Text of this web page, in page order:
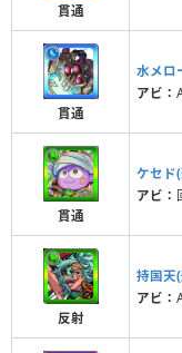
貫通
貫通
水メロ
アビ：
貫通
ケセド
アビ：
反射
持国天
アビ：